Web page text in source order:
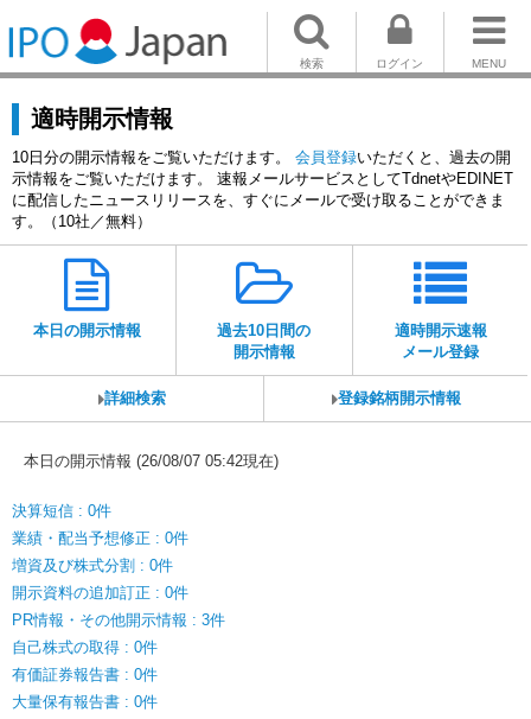
MENU
ログイン
検索
適時開示情報
10日分の開示情報をご覧いただけます。 会員登録いただくと、過去の開
示情報をご覧いただけます。 速報メールサービスとしてTdnetやEDINET
に配信したニュースリリースを、すぐにメールで受け取ることができま
す。（10社／無料）
本日の開示情報
過去10日間の
開示情報
適時開示速報
メール登録
詳細検索 登録銘柄開示情報
本日の開示情報 (26/08/07 05:42現在)
決算短信 : 0件
業績・配当予想修正 : 0件
増資及び株式分割 : 0件
開示資料の追加訂正 : 0件
PR情報・その他開示情報 : 3件
自己株式の取得 : 0件
有価証券報告書 : 0件
大量保有報告書 : 0件